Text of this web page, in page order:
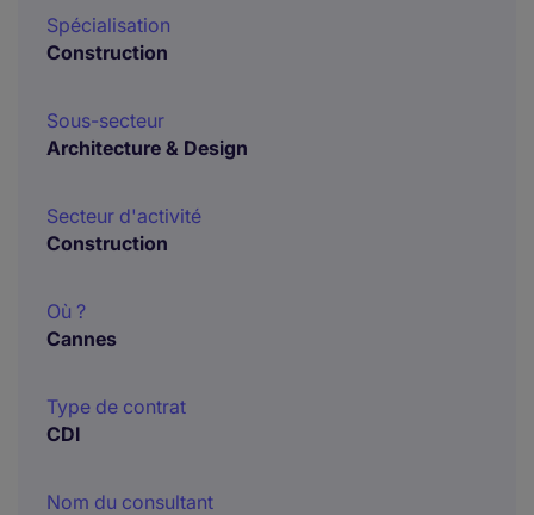
Spécialisation
Construction
Sous-secteur
Architecture & Design
Secteur d'activité
Construction
Où ?
Cannes
Type de contrat
CDI
Nom du consultant